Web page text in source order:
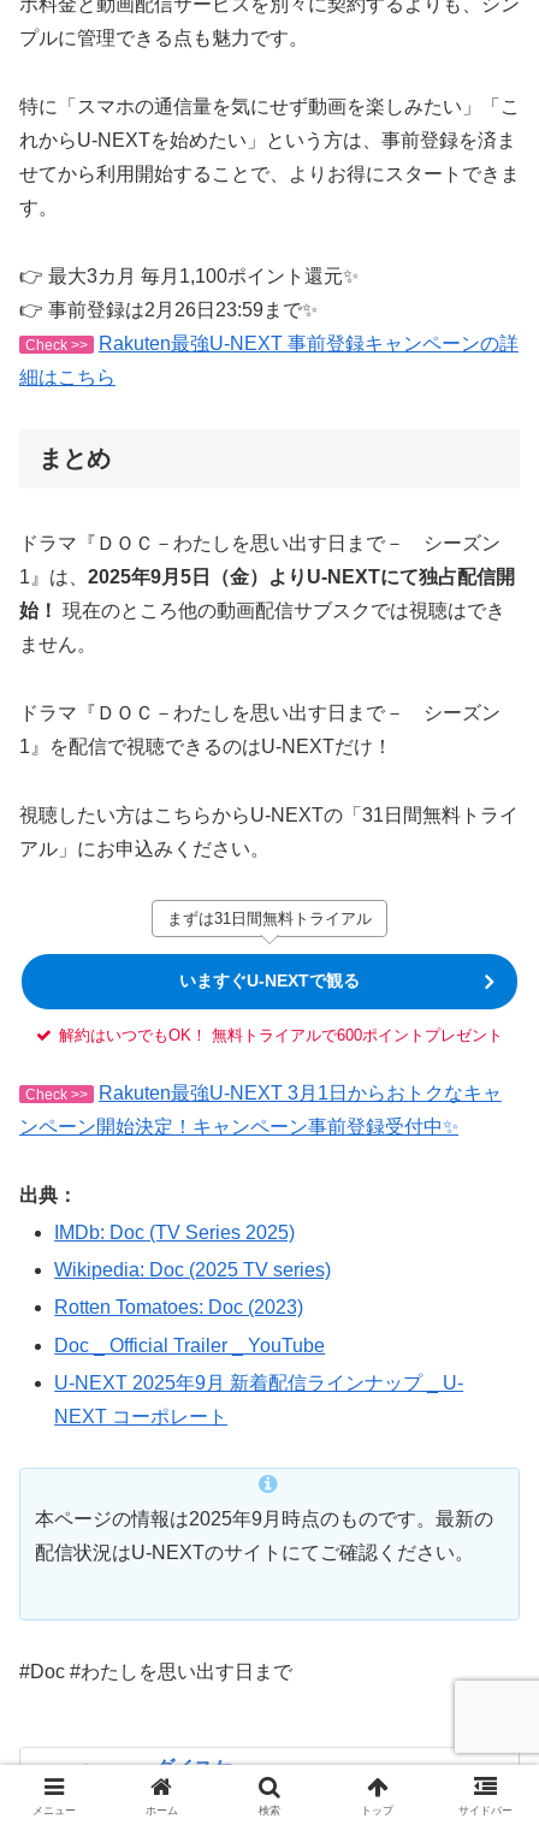
ホ料金と動画配信サービスを別々に契約するよりも、シン
プルに管理できる点も魅力です。
特に「スマホの通信量を気にせず動画を楽しみたい」「こ
れからU-NEXTを始めたい」という方は、事前登録を済ま
せてから利用開始することで、よりお得にスタートできま
す。
👉 最大3カ月 毎月1,100ポイント還元✨
👉 事前登録は2月26日23:59まで✨
Check >>
Rakuten最強U-NEXT 事前登録キャンペーンの詳
細はこちら
まとめ
ドラマ『ＤＯＣ－わたしを思い出す日まで－ シーズン
1』は、 2025年9月5日（金）よりU-NEXTにて独占配信開
始！ 現在のところ他の動画配信サブスクでは視聴はでき
ません。
ドラマ『ＤＯＣ－わたしを思い出す日まで－ シーズン
1』を配信で視聴できるのはU-NEXTだけ！
視聴したい方はこちらからU-NEXTの「31日間無料トライ
アル」にお申込みください。
まずは31日間無料トライアル
いますぐU-NEXTで観る
解約はいつでもOK！ 無料トライアルで600ポイントプレゼント
Check >>
Rakuten最強U-NEXT 3月1日からおトクなキャ
ンペーン開始決定！キャンペーン事前登録受付中✨
出典：
IMDb: Doc (TV Series 2025)
Wikipedia: Doc (2025 TV series)
Rotten Tomatoes: Doc (2023)
Doc _ Official Trailer _ YouTube
U-NEXT 2025年9月 新着配信ラインナップ _ U-
NEXT コーポレート
本ページの情報は2025年9月時点のものです。最新の
配信状況はU-NEXTのサイトにてご確認ください。
#Doc #わたしを思い出す日まで
ダイスケ
6才で007映画に熱中して以来スパイ映画&ド
ラマファン。ダニエル・クレイグ、トム・ク
メニュー ホーム 検索 トップ サイドバー